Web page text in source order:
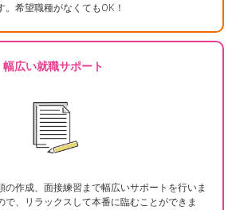
希望職種がなくてもOK！
幅広い就職サポート
の作成、面接練習まで幅広いサポートを行いま
で、リラックスして本番に臨むことができま